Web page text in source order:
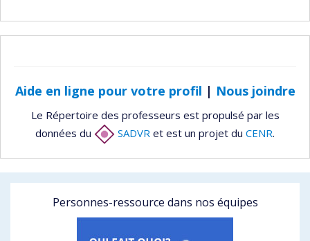
Aide en ligne pour votre profil | Nous joindre
Le Répertoire des professeurs est propulsé par les
données du
SADVR et est un projet du CENR.
Personnes-ressource dans nos équipes